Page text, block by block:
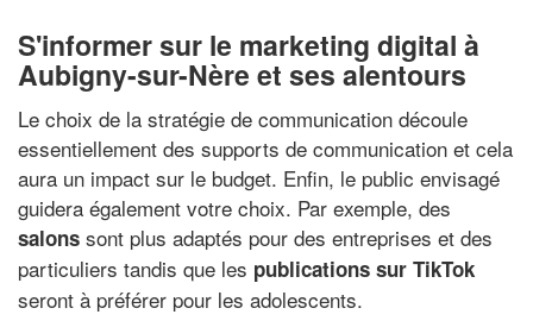
S'informer sur le marketing digital à
Aubigny-sur-Nère et ses alentours
Le choix de la stratégie de communication découle
essentiellement des supports de communication et cela
aura un impact sur le budget. Enfin, le public envisagé
guidera également votre choix. Par exemple, des
salons sont plus adaptés pour des entreprises et des
particuliers tandis que les publications sur TikTok
seront à préférer pour les adolescents.